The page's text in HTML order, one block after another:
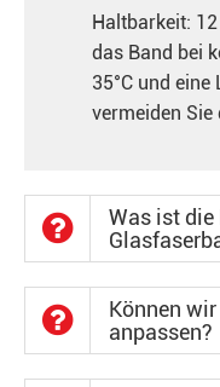
Haltbarkeit:
das Band bei
35°C und
vermeiden Sie
Was ist die
Können
anpassen?